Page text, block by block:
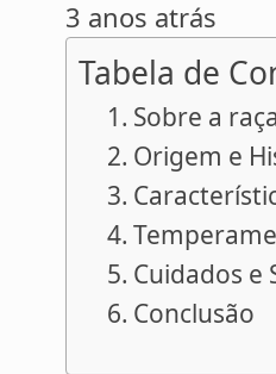
3 anos atrás
Tabela de
Sobre a
Origem e
Cuidados e
Conclusão